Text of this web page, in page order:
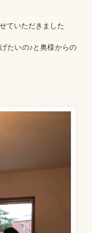
ていただきました
たいの♪と奥様からの